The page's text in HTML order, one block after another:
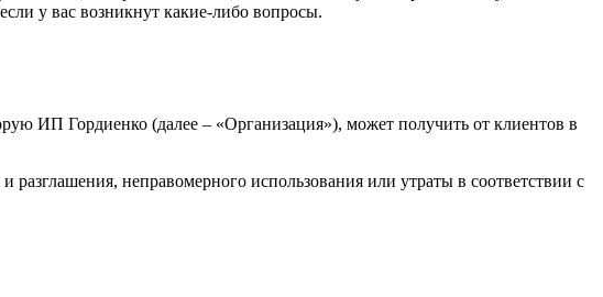
у вас возникнут какие-либо вопросы.
ИП Гордиенко (далее – «Организация»), может получить от клиентов в
неправомерного использования или утраты в соответствии с